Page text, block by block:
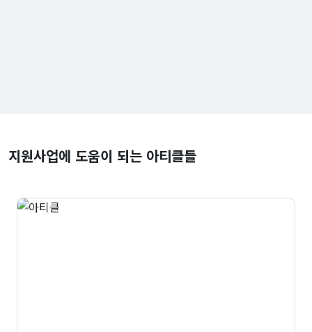
지원사업에 도움이 되는 아티클들